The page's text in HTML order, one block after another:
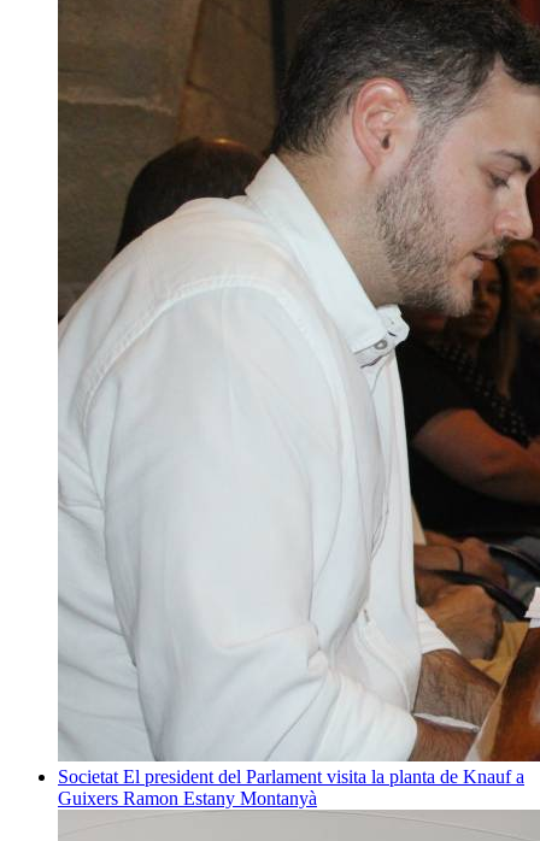
Societat El president del Parlament visita la planta de Knauf a
Guixers Ramon Estany Montanyà